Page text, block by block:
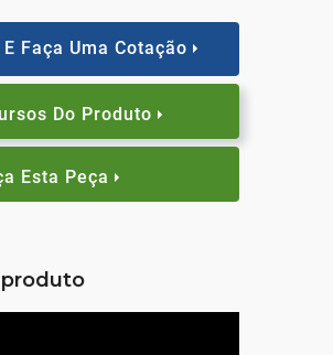
Faça Uma Cotação
Do Produto
Esta Peça
produto